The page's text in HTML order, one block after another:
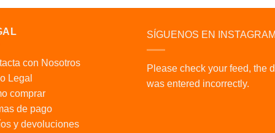
con Nosotros
Legal
comprar
de pago
y devoluciones
SÍGUENOS EN INSTAGRAM
Please check your feed, the
was entered incorrectly.